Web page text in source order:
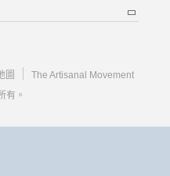
圖
The Artisanal Movement
有。